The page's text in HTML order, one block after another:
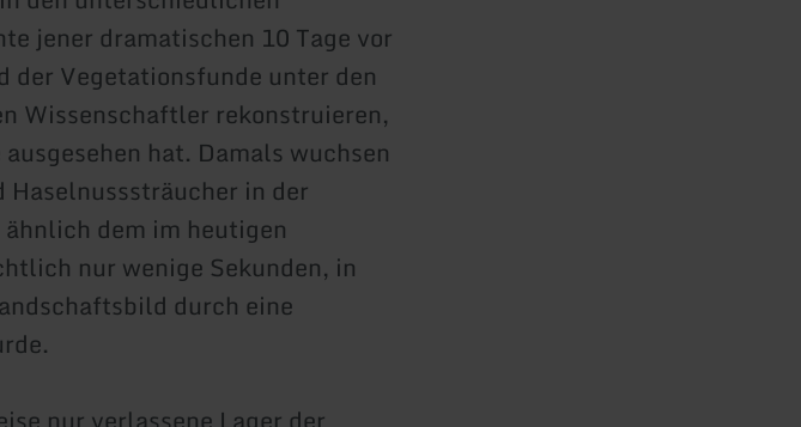
jener dramatischen 10 Tage vor
der Vegetationsfunde unter den
Wissenschaftler rekonstruieren,
hat. Damals wuchsen
in der
dem im heutigen
nur wenige Sekunden, in
durch eine